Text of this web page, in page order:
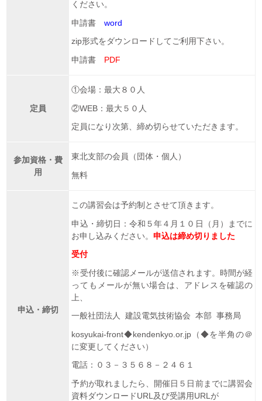
ください。
申請書word
zip形式をダウンロードしてご利用下さい。
申請書 PDF
定員
①会場：最大８０人
②WEB：最大５０人
定員になり次第、締め切らせていただきます。
参加資格・費
用
東北支部の会員（団体・個人）
無料
申込・締切
この講習会は予約制とさせて頂きます。
申込・締切日：令和５年４月１０日（月）までに
お申し込みください。申込は締め切りました
受付
※受付後に確認メールが送信されます。時間が経
ってもメールが無い場合は、アドレスを確認の
上、
一般社団法人 建設電気技術協会 本部 事務局
kosyukai-front◆kendenkyo.or.jp（◆を半角の＠
に変更してください）
電話：０３－３５６８－２４６１
予約が取れましたら、開催日５日前までに講習会
資料ダウンロードURL及び受講用URLが